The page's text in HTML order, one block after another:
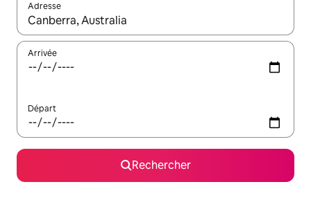
Adresse
Lorsque les résultats s'affichent, utilisez les flèches vers le
Arrivée
Départ
Rechercher